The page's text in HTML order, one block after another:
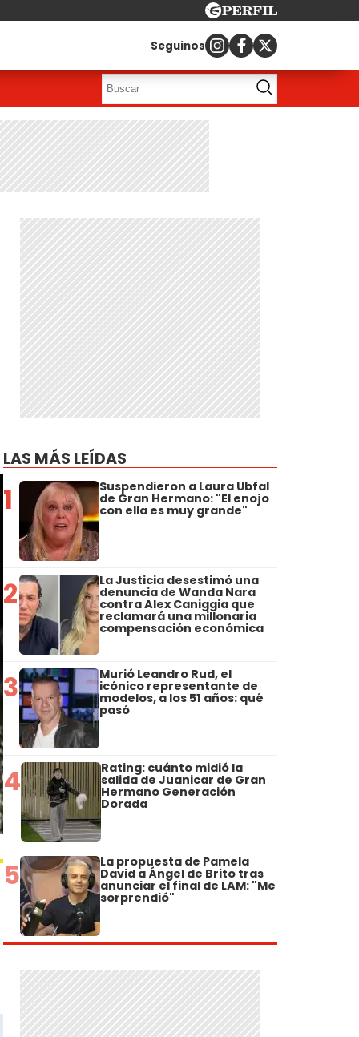
Seguinos
LAS MÁS LEÍDAS
1 Suspendieron a Laura Ubfal
de Gran Hermano: "El enojo
con ella es muy grande"
2 La Justicia desestimó una
denuncia de Wanda Nara
contra Alex Caniggia que
reclamará una millonaria
compensación económica
3 Murió Leandro Rud, el
icónico representante de
modelos, a los 51 años: qué
pasó
4 Rating: cuánto midió la
salida de Juanicar de Gran
Hermano Generación
Dorada
5 La propuesta de Pamela
David a Ángel de Brito tras
anunciar el final de LAM: "Me
sorprendió"